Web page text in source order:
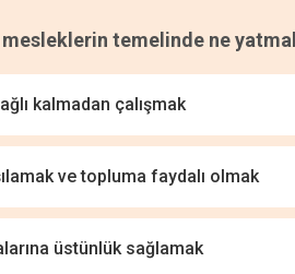
temelinde ne
kalmadan çalışmak
ve topluma faydalı olmak
üstünlük sağlamak